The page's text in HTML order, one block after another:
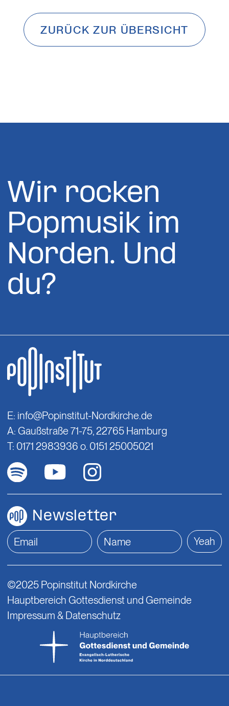
ZURÜCK ZUR ÜBERSICHT
Wir rocken
Popmusik im
Norden. Und
du?
E: info@Popinstitut-Nordkirche.de
A: Gaußstraße 71-75, 22765 Hamburg
T: 0171 2983936 o. 0151 25005021
Newsletter
Yeah
©2025 Popinstitut Nordkirche
Hauptbereich Gottesdienst und Gemeinde
Impressum & Datenschutz